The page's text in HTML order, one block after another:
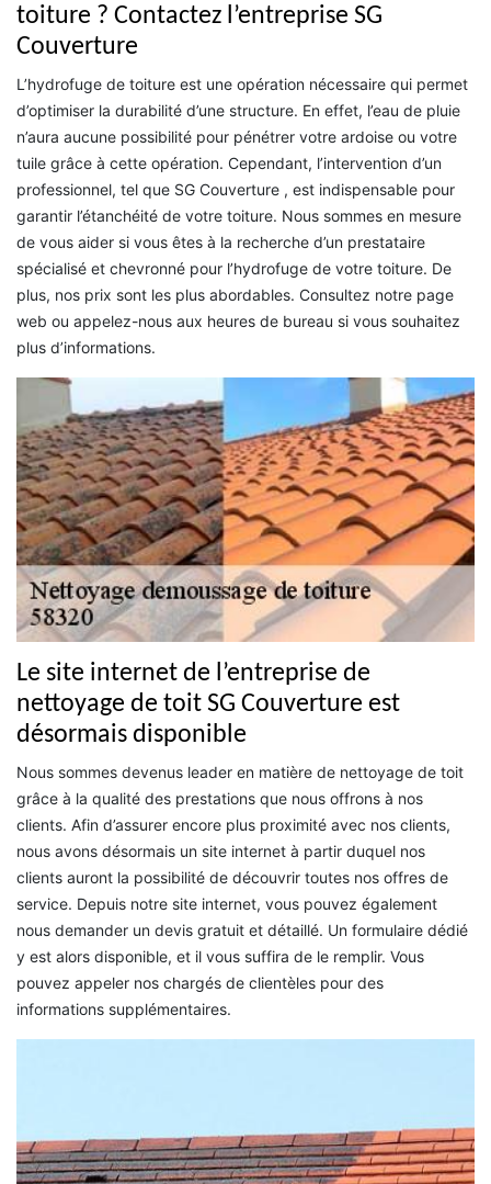
toiture ? Contactez l’entreprise SG
Couverture
L’hydrofuge de toiture est une opération nécessaire qui permet
d’optimiser la durabilité d’une structure. En effet, l’eau de pluie
n’aura aucune possibilité pour pénétrer votre ardoise ou votre
tuile grâce à cette opération. Cependant, l’intervention d’un
professionnel, tel que SG Couverture , est indispensable pour
garantir l’étanchéité de votre toiture. Nous sommes en mesure
de vous aider si vous êtes à la recherche d’un prestataire
spécialisé et chevronné pour l’hydrofuge de votre toiture. De
plus, nos prix sont les plus abordables. Consultez notre page
web ou appelez-nous aux heures de bureau si vous souhaitez
plus d’informations.
Le site internet de l’entreprise de
nettoyage de toit SG Couverture est
désormais disponible
Nous sommes devenus leader en matière de nettoyage de toit
grâce à la qualité des prestations que nous offrons à nos
clients. Afin d’assurer encore plus proximité avec nos clients,
nous avons désormais un site internet à partir duquel nos
clients auront la possibilité de découvrir toutes nos offres de
service. Depuis notre site internet, vous pouvez également
nous demander un devis gratuit et détaillé. Un formulaire dédié
y est alors disponible, et il vous suffira de le remplir. Vous
pouvez appeler nos chargés de clientèles pour des
informations supplémentaires.